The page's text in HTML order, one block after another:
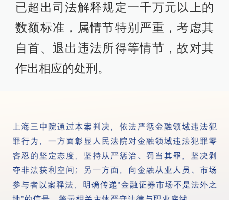
已超出司法解释规定一千万元以上的
数额标准，属情节特别严重，考虑其
自首、退出违法所得等情节，故对其
作出相应的处刑。